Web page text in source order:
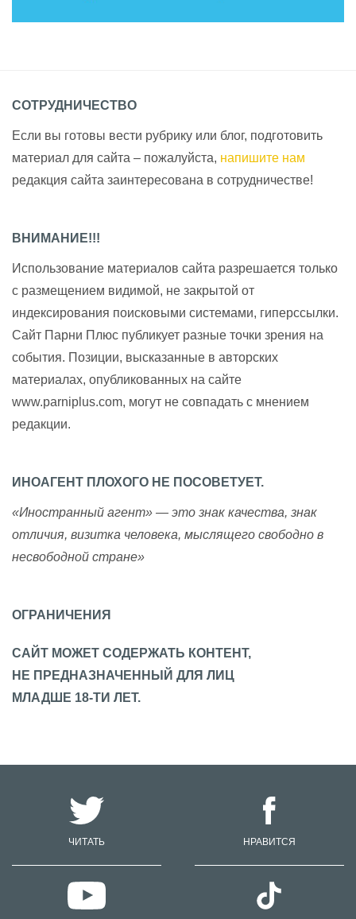
СОТРУДНИЧЕСТВО
Если вы готовы вести рубрику или блог, подготовить
материал для сайта – пожалуйста, напишите нам
редакция сайта заинтересована в сотрудничестве!
ВНИМАНИЕ!!!
Использование материалов сайта разрешается только
с размещением видимой, не закрытой от
индексирования поисковыми системами, гиперссылки.
Сайт Парни Плюс публикует разные точки зрения на
события. Позиции, высказанные в авторских
материалах, опубликованных на сайте
www.parniplus.com, могут не совпадать с мнением
редакции.
ИНОАГЕНТ ПЛОХОГО НЕ ПОСОВЕТУЕТ.
«Иностранный агент» — это знак качества, знак
отличия, визитка человека, мыслящего свободно в
несвободной стране»
ОГРАНИЧЕНИЯ
САЙТ МОЖЕТ СОДЕРЖАТЬ КОНТЕНТ,
НЕ ПРЕДНАЗНАЧЕННЫЙ ДЛЯ ЛИЦ
МЛАДШЕ 18-ТИ ЛЕТ.
ЧИТАТЬ НРАВИТСЯ